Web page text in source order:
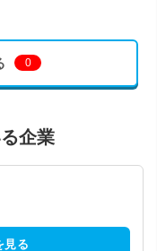
0
企業
見る